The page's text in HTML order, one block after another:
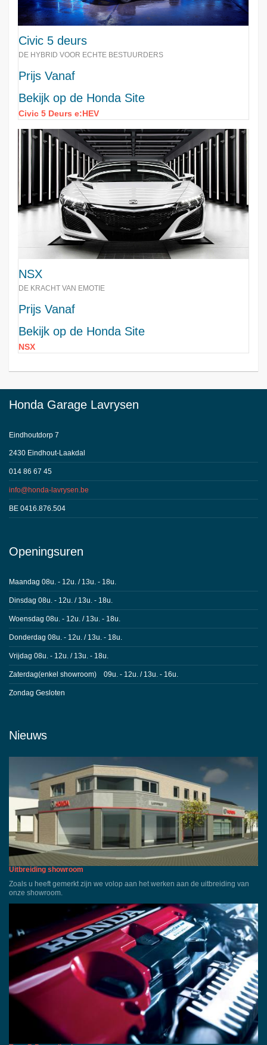
Civic 5 deurs
DE HYBRID VOOR ECHTE BESTUURDERS
Prijs Vanaf
Bekijk op de Honda Site
Civic 5 Deurs e:HEV
NSX
DE KRACHT VAN EMOTIE
Prijs Vanaf
Bekijk op de Honda Site
NSX
Honda Garage Lavrysen
Eindhoutdorp 7
2430 Eindhout-Laakdal
014 86 67 45
info@honda-lavrysen.be
BE 0416.876.504
Openingsuren
Maandag 08u. - 12u. / 13u. - 18u.
Dinsdag 08u. - 12u. / 13u. - 18u.
Woensdag 08u. - 12u. / 13u. - 18u.
Donderdag 08u. - 12u. / 13u. - 18u.
Vrijdag 08u. - 12u. / 13u. - 18u.
Zaterdag(enkel showroom) 09u. - 12u. / 13u. - 16u.
Zondag Gesloten
Nieuws
Uitbreiding showroom
Zoals u heeft gemerkt zijn we volop aan het werken aan de uitbreiding van
onze showroom.